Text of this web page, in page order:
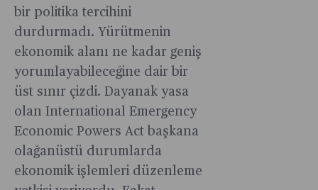
bir politika tercihini
durdurmadı. Yürütmenin
ekonomik alanı ne kadar geniş
yorumlayabileceğine dair bir
üst sınır çizdi. Dayanak yasa
olan International Emergency
Economic Powers Act başkana
olağanüstü durumlarda
ekonomik işlemleri düzenleme